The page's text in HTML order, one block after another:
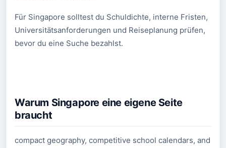
Für Singapore solltest du Schuldichte, interne Fristen,
Universitätsanforderungen und Reiseplanung prüfen,
bevor du eine Suche bezahlst.
Warum Singapore eine eigene Seite
braucht
compact geography, competitive school calendars, and